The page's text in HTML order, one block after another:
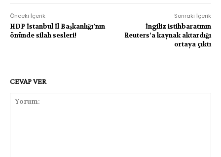
Önceki İçerik
HDP İstanbul İl Başkanlığı’nın
önünde silah sesleri!
Sonraki İçerik
İngiliz istihbaratının
Reuters’a kaynak aktardığı
ortaya çıktı
CEVAP VER